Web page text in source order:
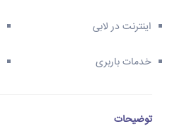
اینترنت در لابی
خدمات باربری
توضیحات